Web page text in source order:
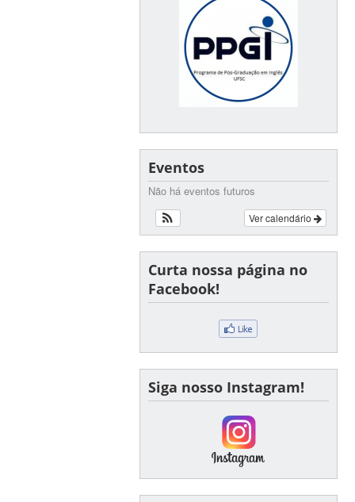
Eventos
Não há eventos futuros
Ver calendário
Curta nossa página no
Facebook!
Siga nosso Instagram!